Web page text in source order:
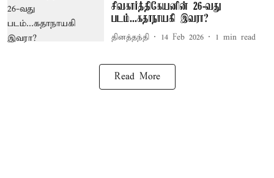
சிவகார்த்திகேயனின் 26-வது
படம்...கதாநாயகி இவரா?
தினத்தந்தி 14 Feb 2026 1 min read
Read More